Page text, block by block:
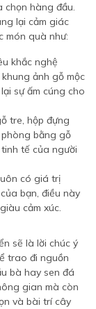
chọn hàng đầu.
lại cảm giác
món quà như:
khắc nghệ
ảnh gỗ mộc
sự ấm cúng cho
tre, hộp đựng
bằng gỗ
tế của người
có giá trị
bạn, điều này
cảm xúc.
sẽ là lời chúc ý
trao đi nguồn
bà hay sen đá
gian mà còn
và bài trí cây